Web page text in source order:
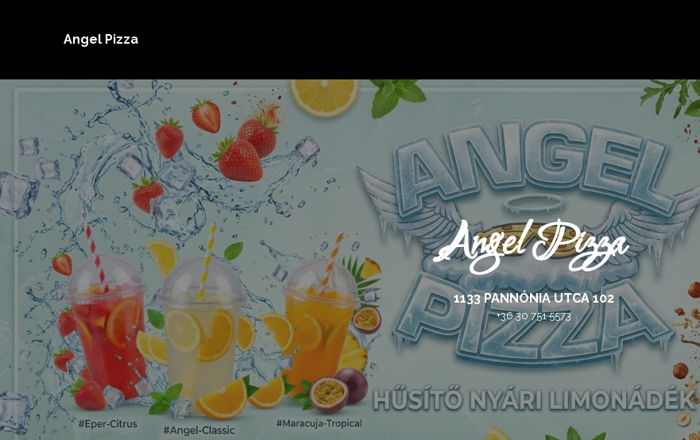
Angel Pizza
Angel Pizza
1133 PANNÓNIA UTCA 102
+36 30 751 5573